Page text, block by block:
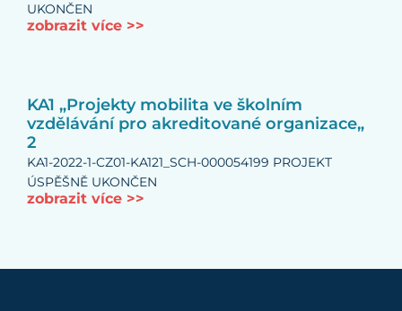
UKONČEN
zobrazit více >>
KA1 „Projekty mobilita ve školním
vzdělávání pro akreditované organizace„
2
KA1-2022-1-CZ01-KA121_SCH-000054199 PROJEKT
ÚSPĚŠNĚ UKONČEN
zobrazit více >>